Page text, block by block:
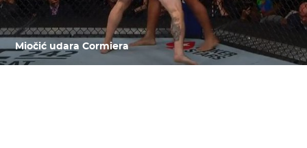
Miočić udara Cormiera